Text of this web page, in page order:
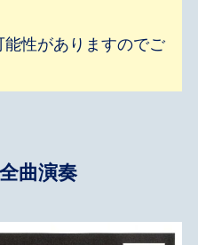
性がありますのでご
曲演奏